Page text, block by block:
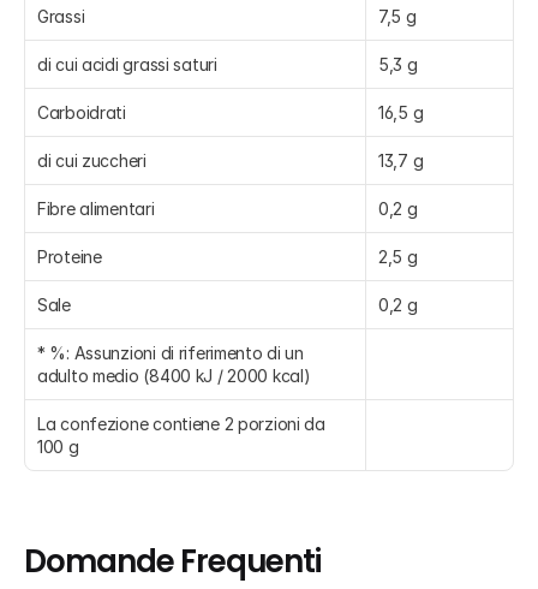
Grassi 7,5 g
di cui acidi grassi saturi 5,3 g
Carboidrati 16,5 g
di cui zuccheri 13,7 g
Fibre alimentari 0,2 g
Proteine 2,5 g
Sale 0,2 g
* %: Assunzioni di riferimento di un
adulto medio (8400 kJ / 2000 kcal)
La confezione contiene 2 porzioni da
100 g
Domande Frequenti